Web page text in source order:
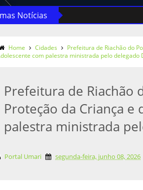
Notícias
Home Cidades
Prefeitura de Riachão do
com palestra ministrada pelo delegado
Prefeitura de Riachão
Proteção da Criança e
palestra ministrada
Portal Umari segunda-feira, junho 08, 2026